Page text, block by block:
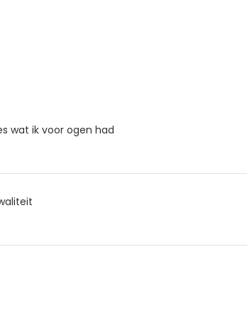
wat ik voor ogen had